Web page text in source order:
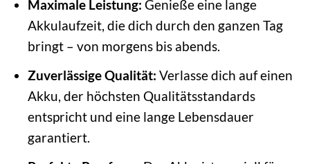
Maximale Leistung: Genieße eine lange
Akkulaufzeit, die dich durch den ganzen Tag
bringt – von morgens bis abends.
Zuverlässige Qualität: Verlasse dich auf einen
Akku, der höchsten Qualitätsstandards
entspricht und eine lange Lebensdauer
garantiert.